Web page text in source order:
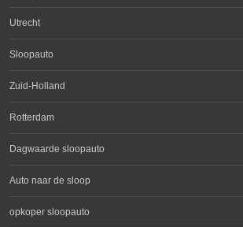
Utrecht
Sloopauto
Zuid-Holland
Rotterdam
Dagwaarde sloopauto
Auto naar de sloop
opkoper sloopauto